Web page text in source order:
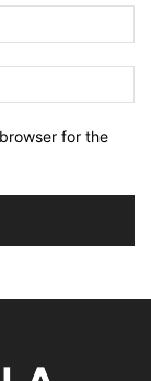
for the